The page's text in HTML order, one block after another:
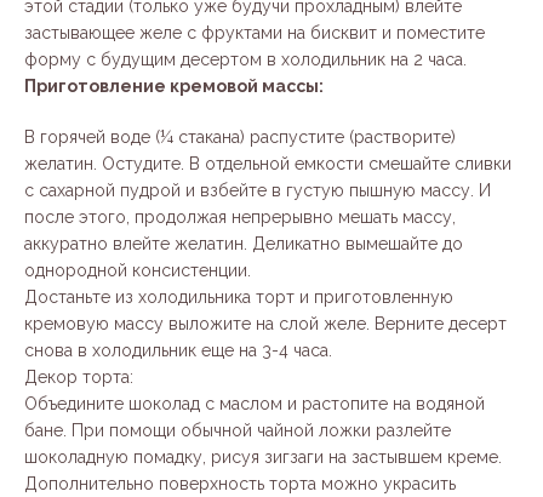
этой стадии (только уже будучи прохладным) влейте
застывающее желе с фруктами на бисквит и поместите
форму с будущим десертом в холодильник на 2 часа.
Приготовление кремовой массы:
В горячей воде (¼ стакана) распустите (растворите)
желатин. Остудите. В отдельной емкости смешайте сливки
с сахарной пудрой и взбейте в густую пышную массу. И
после этого, продолжая непрерывно мешать массу,
аккуратно влейте желатин. Деликатно вымешайте до
однородной консистенции.
Достаньте из холодильника торт и приготовленную
кремовую массу выложите на слой желе. Верните десерт
снова в холодильник еще на 3-4 часа.
Декор торта:
Объедините шоколад с маслом и растопите на водяной
бане. При помощи обычной чайной ложки разлейте
шоколадную помадку, рисуя зигзаги на застывшем креме.
Дополнительно поверхность торта можно украсить